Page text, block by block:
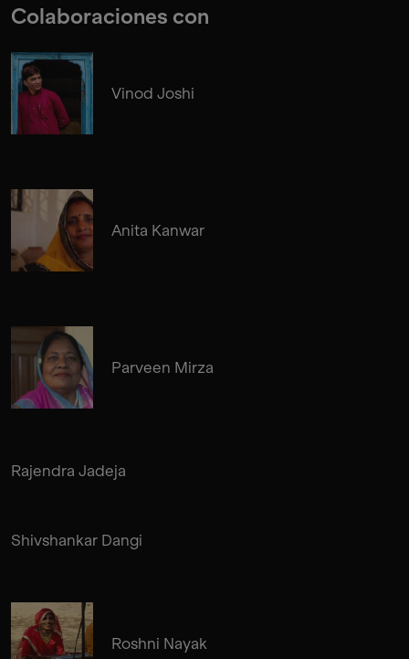
Colaboraciones con
Vinod Joshi
Anita Kanwar
Parveen Mirza
Rajendra Jadeja
Shivshankar Dangi
Roshni Nayak